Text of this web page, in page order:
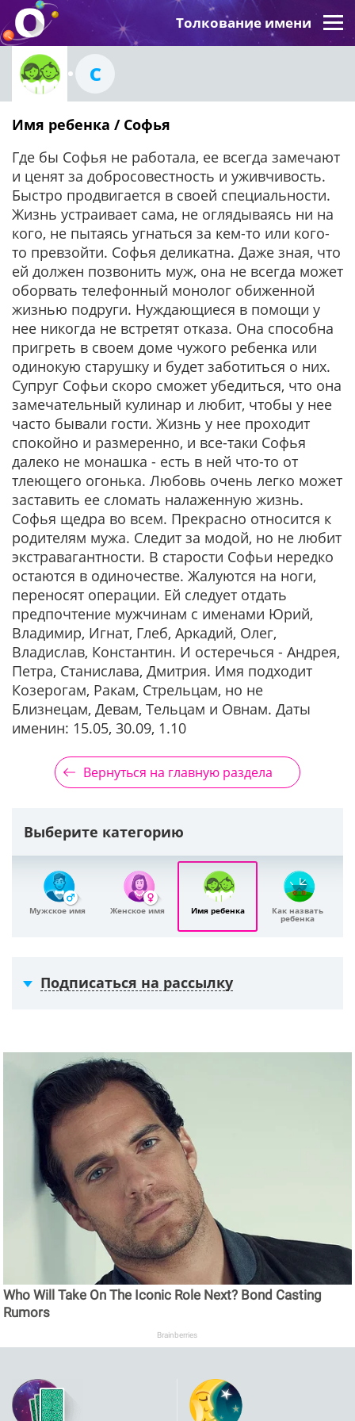
Толкование имени
С
Имя ребенка / Софья
Где бы Софья не работала, ее всегда замечают
и ценят за добросовестность и уживчивость.
Быстро продвигается в своей специальности.
Жизнь устраивает сама, не оглядываясь ни на
кого, не пытаясь угнаться за кем-то или кого-
то превзойти. Софья деликатна. Даже зная, что
ей должен позвонить муж, она не всегда может
оборвать телефонный монолог обиженной
жизнью подруги. Нуждающиеся в помощи у
нее никогда не встретят отказа. Она способна
пригреть в своем доме чужого ребенка или
одинокую старушку и будет заботиться о них.
Супруг Софьи скоро сможет убедиться, что она
замечательный кулинар и любит, чтобы у нее
часто бывали гости. Жизнь у нее проходит
спокойно и размеренно, и все-таки Софья
далеко не монашка - есть в ней что-то от
тлеющего огонька. Любовь очень легко может
заставить ее сломать налаженную жизнь.
Софья щедра во всем. Прекрасно относится к
родителям мужа. Следит за модой, но не любит
экстравагантности. В старости Софьи нередко
остаются в одиночестве. Жалуются на ноги,
переносят операции. Ей следует отдать
предпочтение мужчинам с именами Юрий,
Владимир, Игнат, Глеб, Аркадий, Олег,
Владислав, Константин. И остеречься - Андрея,
Петра, Станислава, Дмитрия. Имя подходит
Козерогам, Ракам, Стрельцам, но не
Близнецам, Девам, Тельцам и Овнам. Даты
именин: 15.05, 30.09, 1.10
Вернуться на главную раздела
Выберите категорию
Мужское имя Женское имя Имя ребенка Как назвать
ребенка
Подписаться на рассылку
Who Will Take On The Iconic Role Next? Bond Casting
Rumors
Brainberries